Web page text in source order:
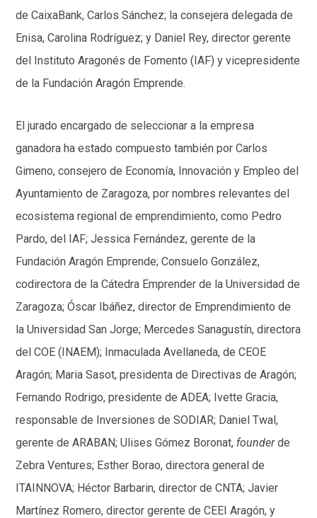
de CaixaBank, Carlos Sánchez; la consejera delegada de
Enisa, Carolina Rodríguez; y Daniel Rey, director gerente
del Instituto Aragonés de Fomento (IAF) y vicepresidente
de la Fundación Aragón Emprende.
El jurado encargado de seleccionar a la empresa
ganadora ha estado compuesto también por Carlos
Gimeno, consejero de Economía, Innovación y Empleo del
Ayuntamiento de Zaragoza, por nombres relevantes del
ecosistema regional de emprendimiento, como Pedro
Pardo, del IAF; Jessica Fernández, gerente de la
Fundación Aragón Emprende; Consuelo González,
codirectora de la Cátedra Emprender de la Universidad de
Zaragoza; Óscar Ibáñez, director de Emprendimiento de
la Universidad San Jorge; Mercedes Sanagustín, directora
del COE (INAEM); Inmaculada Avellaneda, de CEOE
Aragón; Maria Sasot, presidenta de Directivas de Aragón;
Fernando Rodrigo, presidente de ADEA; Ivette Gracia,
responsable de Inversiones de SODIAR; Daniel Twal,
gerente de ARABAN; Ulises Gómez Boronat, founderde
Zebra Ventures; Esther Borao, directora general de
ITAINNOVA; Héctor Barbarin, director de CNTA; Javier
Martínez Romero, director gerente de CEEI Aragón, y